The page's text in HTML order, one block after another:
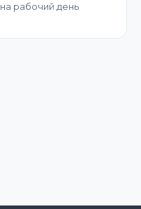
на рабочий день